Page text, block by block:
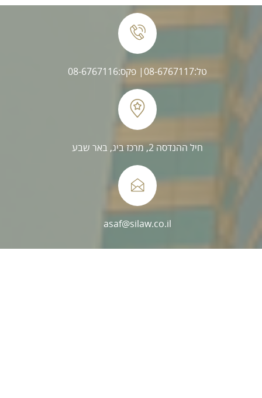
טל:08-6767117 | פקס:08-6767116
חיל ההנדסה 2, מרכז ביג, באר שבע
asaf@silaw.co.il